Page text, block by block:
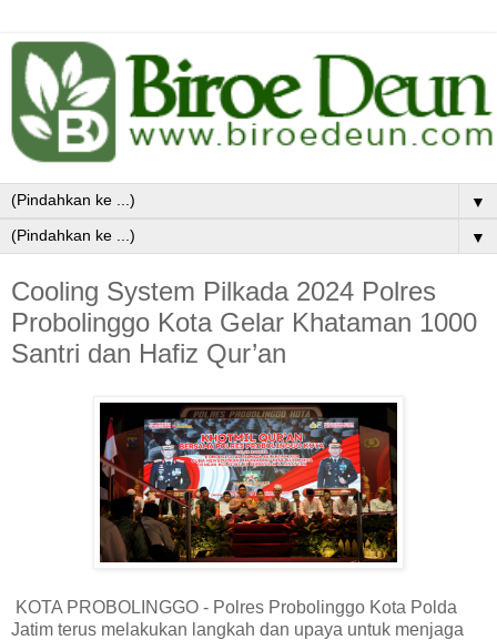
▼
▼
Cooling System Pilkada 2024 Polres
Probolinggo Kota Gelar Khataman 1000
Santri dan Hafiz Qur’an
KOTA PROBOLINGGO - Polres Probolinggo Kota Polda
Jatim terus melakukan langkah dan upaya untuk menjaga